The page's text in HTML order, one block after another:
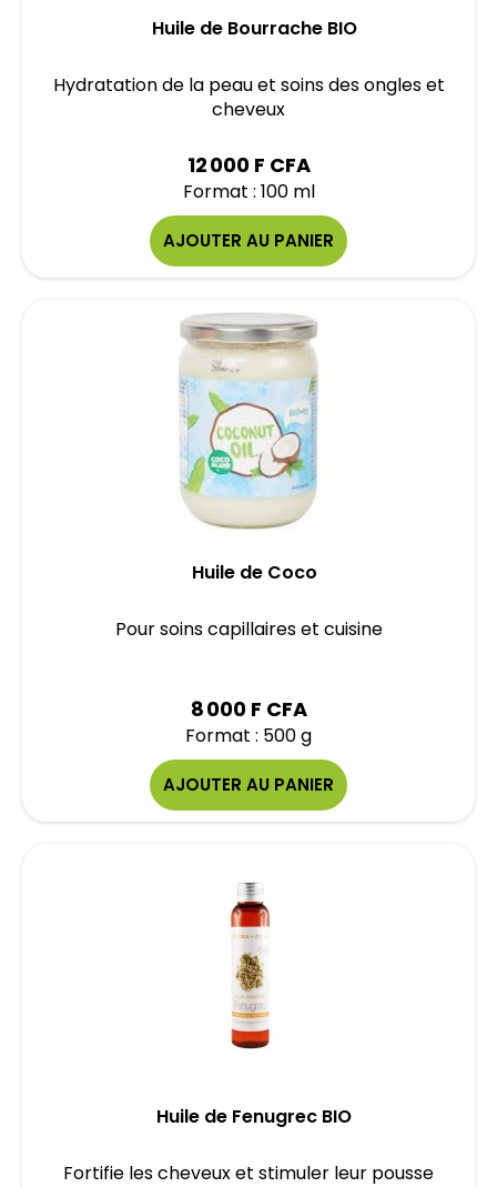
Huile de Bourrache BIO
Hydratation de la peau et soins des ongles et
cheveux
12 000 F CFA
Format : 100 ml
AJOUTER AU PANIER
Huile de Coco
Pour soins capillaires et cuisine
8 000 F CFA
Format : 500 g
AJOUTER AU PANIER
Huile de Fenugrec BIO
Fortifie les cheveux et stimuler leur pousse